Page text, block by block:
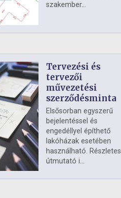
szakember...
Tervezési és
tervezői
művezetési
szerződésminta
Elsősorban egyszerű
bejelentéssel és
engedéllyel építhető
lakóházak esetében
használható. Részletes
útmutató i...